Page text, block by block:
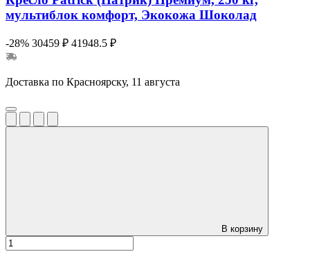
мультиблок комфорт, Экокожа Шоколад
-28% 30459 ₽ 41948.5 ₽
Доставка по Красноярску, 11 августа
В корзину